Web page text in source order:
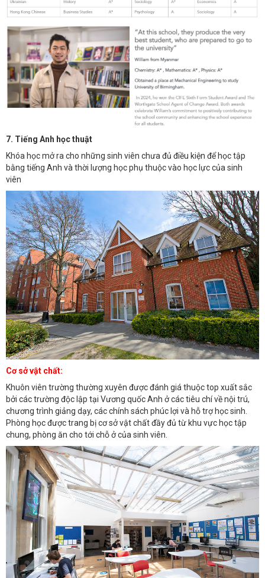
7. Tiếng Anh học thuật
Khóa học mở ra cho những sinh viên chưa đủ điều kiện để học tập
bằng tiếng Anh và thời lượng học phụ thuộc vào học lực của sinh
viên
Cơ sở vật chất:
Khuôn viên trường thường xuyên được đánh giá thuộc top xuất sắc
bởi các trường độc lập tại Vương quốc Anh ở các tiêu chí về nội trú,
chương trình giảng dạy, các chính sách phúc lợi và hỗ trợ học sinh.
Phòng học được trang bị cơ sở vật chất đầy đủ từ khu vực học tập
chung, phòng ăn cho tới chỗ ở của sinh viên.